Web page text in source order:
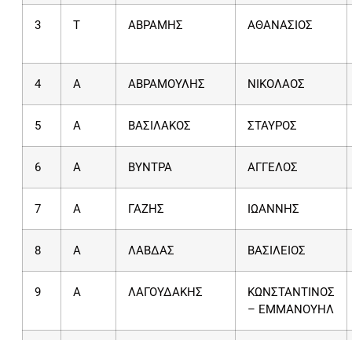
3 Τ ΑΒΡΑΜΗΣ ΑΘΑΝΑΣΙΟΣ
4 Α ΑΒΡΑΜΟΥΛΗΣ ΝΙΚΟΛΑΟΣ
5 Α ΒΑΣΙΛΑΚΟΣ ΣΤΑΥΡΟΣ
6 Α ΒΥΝΤΡΑ ΑΓΓΕΛΟΣ
7 Α ΓΑΖΗΣ ΙΩΑΝΝΗΣ
8 Α ΛΑΒΔΑΣ ΒΑΣΙΛΕΙΟΣ
9 Α ΛΑΓΟΥΔΑΚΗΣ
ΚΩΝΣΤΑΝΤΙΝΟΣ
– ΕΜΜΑΝΟΥΗΛ